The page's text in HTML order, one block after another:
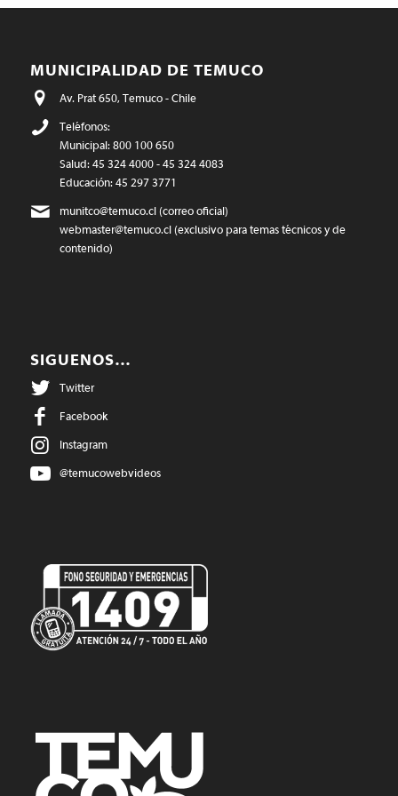
MUNICIPALIDAD DE TEMUCO
Av. Prat 650, Temuco - Chile
Teléfonos:
Municipal: 800 100 650
Salud: 45 324 4000 - 45 324 4083
Educación: 45 297 3771
munitco@temuco.cl(correo oficial)
webmaster@temuco.cl(exclusivo para temas técnicos y de
contenido)
SIGUENOS…
Twitter
Facebook
Instagram
@temucowebvideos